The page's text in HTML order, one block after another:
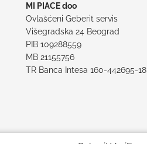
MI PIACE doo
Ovlašćeni Geberit servis
Višegradska 24 Beograd
PIB 109288559
MB 21155756
TR Banca Intesa 160-442695-18